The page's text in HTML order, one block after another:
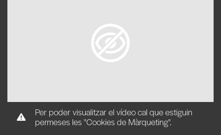
Per poder visualitzar el vídeo cal que estiguin
permeses les "Cookies de Màrqueting".